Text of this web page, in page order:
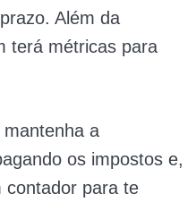
Além da
terá métricas para
a
os impostos e,
contador para te